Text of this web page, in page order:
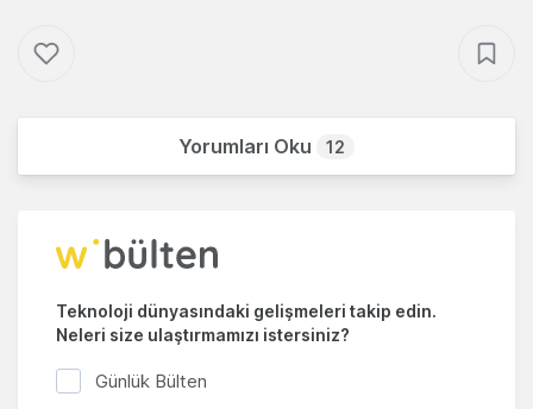
Yorumları Oku 12
Teknoloji dünyasındaki gelişmeleri takip edin.
Neleri size ulaştırmamızı istersiniz?
Günlük Bülten